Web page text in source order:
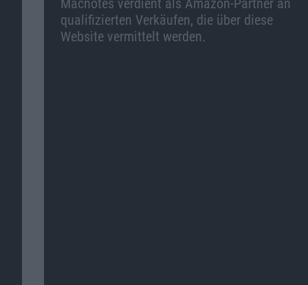
qualifizierten Verkäufen, die über diese
Website vermittelt werden.